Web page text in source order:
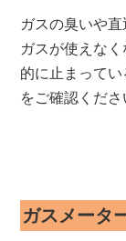
ガスの臭いや
ガスが使えな
的に止まって
をご確認くださ
ガスメータ